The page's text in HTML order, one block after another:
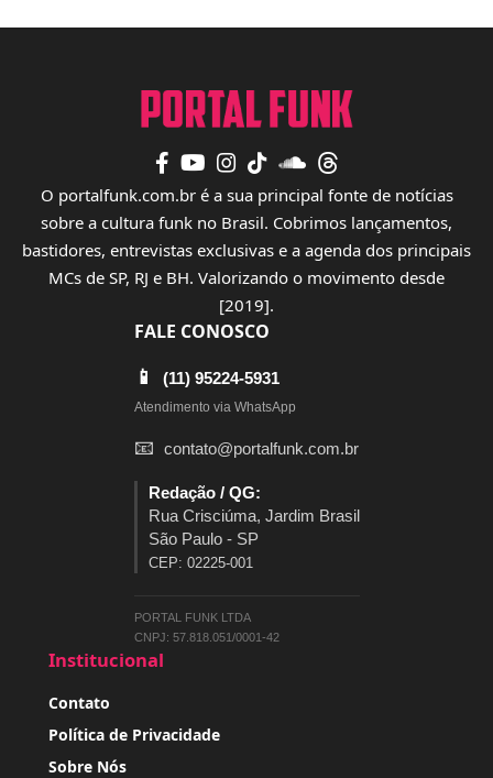
O portalfunk.com.br é a sua principal fonte de notícias
sobre a cultura funk no Brasil. Cobrimos lançamentos,
bastidores, entrevistas exclusivas e a agenda dos principais
MCs de SP, RJ e BH. Valorizando o movimento desde
[2019].
FALE CONOSCO
📱 (11) 95224-5931
Atendimento via WhatsApp
📧 contato@portalfunk.com.br
Redação / QG:
Rua Crisciúma, Jardim Brasil
São Paulo - SP
CEP: 02225-001
PORTAL FUNK LTDA
CNPJ: 57.818.051/0001-42
Institucional
Contato
Política de Privacidade
Sobre Nós